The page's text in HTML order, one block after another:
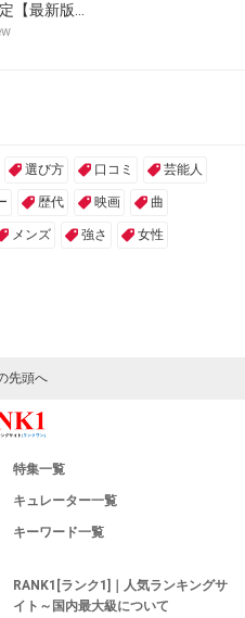
【最新版…
選び方 口コミ 芸能人
歴代 映画 曲
メンズ 強さ 女性
先頭へ
特集一覧
キュレーター一覧
キーワード一覧
RANK1[ランク1]｜人気ランキングサ
イト～国内最大級について